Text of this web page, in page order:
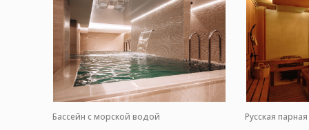
Бассейн с морской водой Русская парная
AFT-омоложение Harmony XL
Современный метод омоложения и коррекции
фото-и хроностарения кожи с помощью импульсов
высокочастотного света
6 эффектов омоложения сразу:
• Осветляет и подтягивает кожу
• Удаляет пигментные пятна
PRX-T33 терапия
Всесезонная и
естественного
которой не
формируется
структура клеток.
Уменьшает:
• Морщины и
• Гиперкератоз